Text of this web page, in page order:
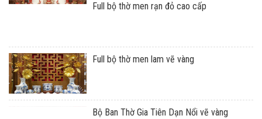
Full bộ thờ men rạn đỏ cao cấp
Full bộ thờ men lam vẽ vàng
Bộ Ban Thờ Gia Tiên Dạn Nổi vẽ vàng